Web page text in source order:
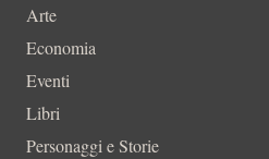
Arte
Economia
Eventi
Libri
Personaggi e Storie